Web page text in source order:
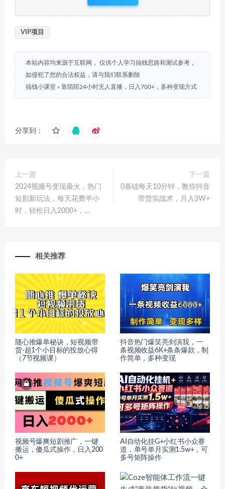
VIP项目
本站内容均来源于互联网， 仅供个人学习搞钱思路和测试参考，
如侵犯了您的合法权益，请与我们联系删除
搞钱小课堂 » 靠陌陌24小时无人直播，日入700+，多种变现方式
分享到：
上一篇
2024视频号变现最火，热门
短剧新玩法，每天花费半小
时，轻松日入2000+，…
下一篇
0基础每天10分钟，教你抖音
带货实战术，月入3W+
相关推荐
随心推爆单秘诀，短视频带
货-超1个小目标的投放心得
（7节视频课）
抖音热门爆笑亮剑演我，一
条视频收益6K+条条爆款，制
作简单，多种变现
视频号爆爽短剧推广，一键
搬运，傻瓜式操作，日入200
0+
AI自动化挂G+小红书小众赛
道，单号单月实测1.5w+，可
多号矩阵操作